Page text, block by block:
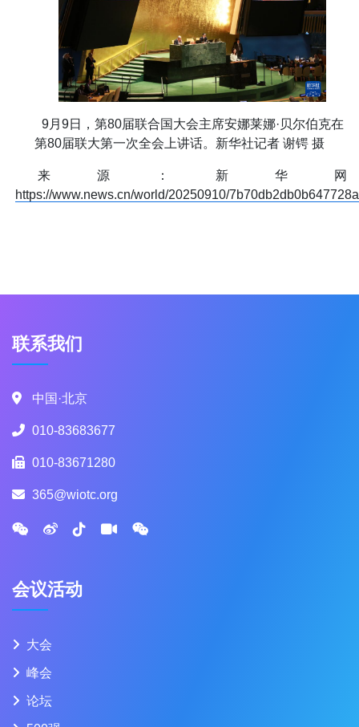
9月9日，第80届联合国大会主席安娜莱娜·贝尔伯克在
第80届联大第一次全会上讲话。新华社记者 谢锷 摄
来源：新华网
https://www.news.cn/world/20250910/
联系我们
中国·北京
010-83683677
010-83671280
365@wiotc.org
会议活动
大会
峰会
论坛